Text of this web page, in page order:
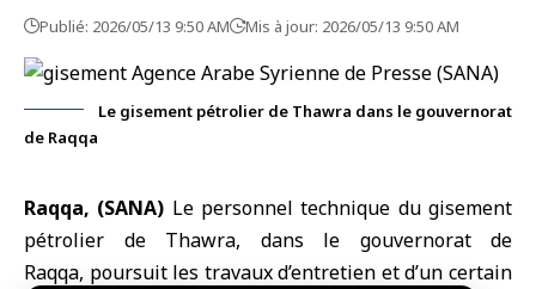
Publié: 2026/05/13 9:50 AM Mis à jour: 2026/05/13 9:50 AM
Le gisement pétrolier de Thawra dans le gouvernorat
de Raqqa
Raqqa, (SANA) Le personnel technique dugisement
pétrolier de Thawra, dans le gouvernorat de
Raqqa, poursuit les travaux d’entretien et d’un certain